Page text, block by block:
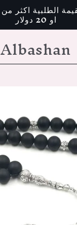
او 20 دولار
Albashan